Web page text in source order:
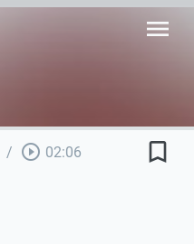
menu
/ play_circle_outline 02:06 bookmark_border